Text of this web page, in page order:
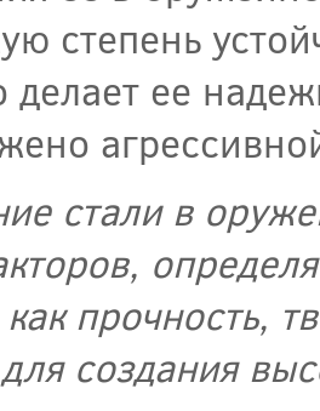
степень
делает ее
стали в
как прочность,
создания